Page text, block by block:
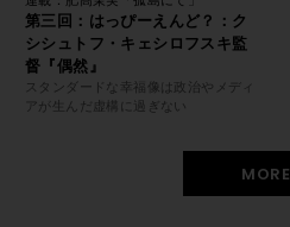
第三回：はっぴーえんど？：ク
シシュトフ・キェシロフスキ監
督『偶然』
スタンダードな幸福像は政治やメディ
アが生んだ虚構に過ぎない
MORE